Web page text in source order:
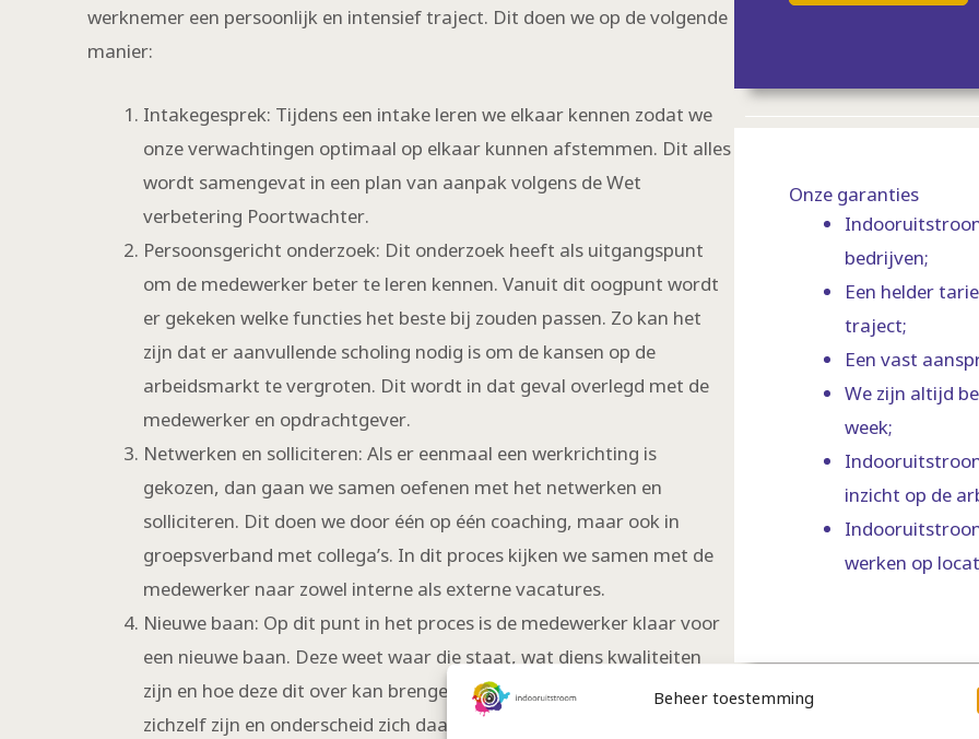
Beheer toestemming
werknemer een persoonlijk en intensief traject. Dit doen we op de volgende
manier:
Intakegesprek: Tijdens een intake leren we elkaar kennen zodat we
onze verwachtingen optimaal op elkaar kunnen afstemmen. Dit alles
wordt samengevat in een plan van aanpak volgens de Wet
verbetering Poortwachter.
Persoonsgericht onderzoek: Dit onderzoek heeft als uitgangspunt
om de medewerker beter te leren kennen. Vanuit dit oogpunt wordt
er gekeken welke functies het beste bij zouden passen. Zo kan het
zijn dat er aanvullende scholing nodig is om de kansen op de
arbeidsmarkt te vergroten. Dit wordt in dat geval overlegd met de
medewerker en opdrachtgever.
Netwerken en solliciteren: Als er eenmaal een werkrichting is
gekozen, dan gaan we samen oefenen met het netwerken en
solliciteren. Dit doen we door één op één coaching, maar ook in
groepsverband met collega’s. In dit proces kijken we samen met de
medewerker naar zowel interne als externe vacatures.
Nieuwe baan: Op dit punt in het proces is de medewerker klaar voor
een nieuwe baan. Deze weet waar die staat, wat diens kwaliteiten
zijn en hoe deze dit over kan brengen. De medewerker is verzekerd in
zichzelf zijn en onderscheid zich daarmee van anderen.
Onze garanties
bedrijven;
Een helder
traject;
Een vast
We zijn altijd
week;
inzicht op de
werken op